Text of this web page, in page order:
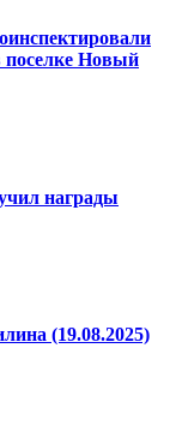
поселке Новый
награды
(19.08.2025)